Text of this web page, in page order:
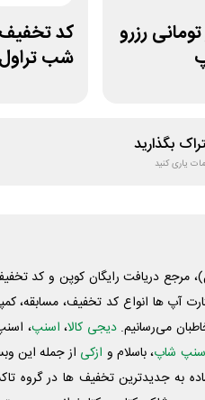
هزار تومانی رزرو
شب تراول
بگذارید
یاری کنید
مرجع دریافت رایگان کوپن و کد
آپ ها انواع کد تخفیف، مسابقه،
می‌رسانیم. دیجی کالا، اسنپ،
شاپ، باسلام و ازکی از جمله این
به جدیدترین تخفیف ها در گروه